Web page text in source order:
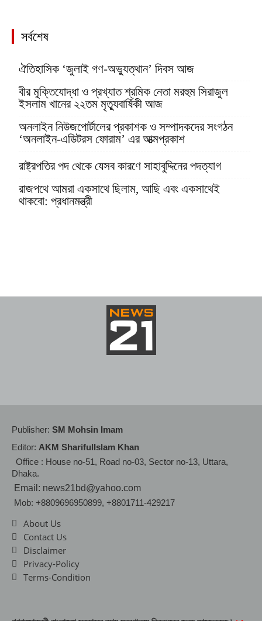
সর্বশেষ
ঐতিহাসিক ‘জুলাই গণ-অভ্যুত্থান’ দিবস আজ
বীর মুক্তিযোদ্ধা ও প্রখ্যাত শ্রমিক নেতা মরহুম সিরাজুল
ইসলাম খানের ২২তম মৃত্যুবার্ষিকী আজ
অনলাইন নিউজপোর্টালের প্রকাশক ও সম্পাদকদের সংগঠন
‘অনলাইন-এডিটরস ফোরাম’ এর আত্মপ্রকাশ
রাষ্ট্রপতির পদ থেকে যেসব কারণে সাহাবুদ্দিনের পদত্যাগ
রাজপথে আমরা একসাথে ছিলাম, আছি এবং একসাথেই
থাকবো: প্রধানমন্ত্রী
Publisher: SM Mohsin Imam
Editor: AKM SharifulIslam Khan
Office : House no-51, Road no-03, Sector no-13, Uttara,
Dhaka.
Email: news21bd@yahoo.com
Mob: +8809696950899, +8801711-429217
About Us
Contact Us
Disclaimer
Privacy-Policy
Terms-Condition